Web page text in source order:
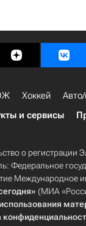
Хоккей
и сервисы
о
Федеральное
Международное
(МИА